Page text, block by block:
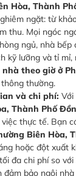
Hòa, Thành
ngặt: từ
thu. Mọi ngóc
ngủ, nhà bếp
kỹ lưỡng và tỉ
theo giờ ở
thông thường.
và chi phí: Với
Thành Phố
thực tế. Bạn
Biên Hòa,
hoặc đột xuất
đa chi phí so
đảm bảo ngôi